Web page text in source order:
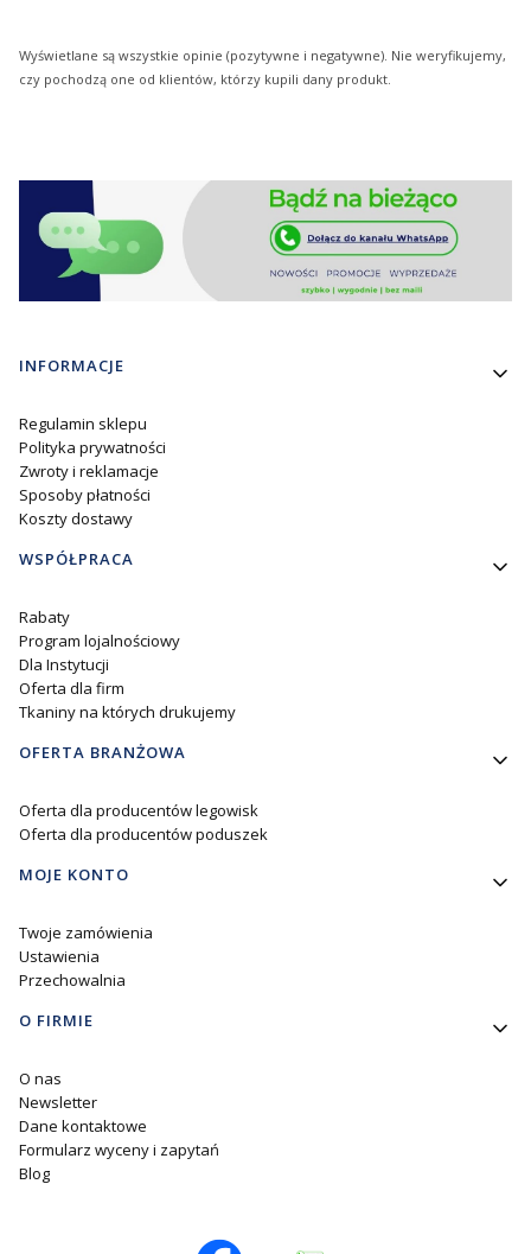
Wyświetlane są wszystkie opinie (pozytywne i negatywne). Nie weryfikujemy,
czy pochodzą one od klientów, którzy kupili dany produkt.
Linki w stopce
INFORMACJE
Regulamin sklepu
Polityka prywatności
Zwroty i reklamacje
Sposoby płatności
Koszty dostawy
WSPÓŁPRACA
Rabaty
Program lojalnościowy
Dla Instytucji
Oferta dla firm
Tkaniny na których drukujemy
OFERTA BRANŻOWA
Oferta dla producentów legowisk
Oferta dla producentów poduszek
MOJE KONTO
Twoje zamówienia
Ustawienia
Przechowalnia
O FIRMIE
O nas
Newsletter
Dane kontaktowe
Formularz wyceny i zapytań
Blog